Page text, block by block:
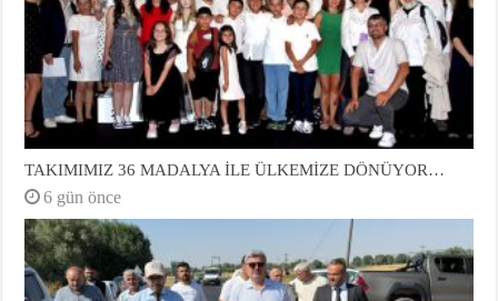
TAKIMIMIZ 36 MADALYA İLE ÜLKEMİZE DÖNÜYOR…
6 gün önce